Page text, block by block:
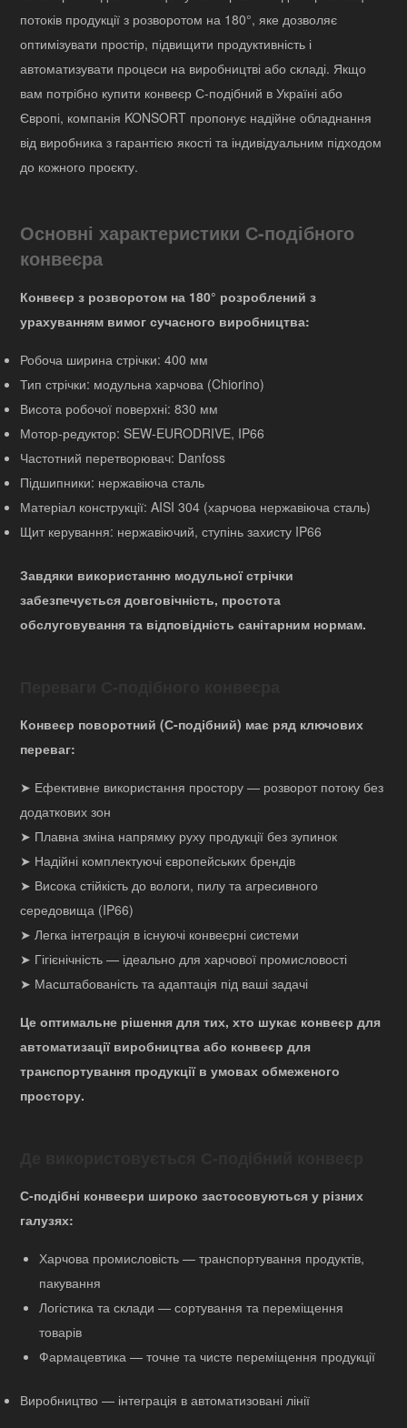
потоків продукції з розворотом на 180°, яке дозволяє
оптимізувати простір, підвищити продуктивність і
автоматизувати процеси на виробництві або складі. Якщо
вам потрібно купити конвеєр С-подібний в Україні або
Європі, компанія KONSORT пропонує надійне обладнання
від виробника з гарантією якості та індивідуальним підходом
до кожного проєкту.
Основні характеристики С-подібного
конвеєра
Конвеєр з розворотом на 180° розроблений з
урахуванням вимог сучасного виробництва:
Робоча ширина стрічки: 400 мм
Тип стрічки: модульна харчова (Chiorino)
Висота робочої поверхні: 830 мм
Мотор-редуктор: SEW-EURODRIVE, IP66
Частотний перетворювач: Danfoss
Підшипники: нержавіюча сталь
Матеріал конструкції: AISI 304 (харчова нержавіюча сталь)
Щит керування: нержавіючий, ступінь захисту IP66
Завдяки використанню модульної стрічки
забезпечується довговічність, простота
обслуговування та відповідність санітарним нормам.
Конвеєр поворотний (С-подібний) має ряд ключових
переваг:
➤ Ефективне використання простору — розворот потоку без
додаткових зон
➤ Плавна зміна напрямку руху продукції без зупинок
➤ Надійні комплектуючі європейських брендів
➤ Висока стійкість до вологи, пилу та агресивного
середовища (IP66)
➤ Легка інтеграція в існуючі конвеєрні системи
➤ Гігієнічність — ідеально для харчової промисловості
➤ Масштабованість та адаптація під ваші задачі
Це оптимальне рішення для тих, хто шукає конвеєр для
автоматизації виробництва або конвеєр для
транспортування продукції в умовах обмеженого
простору.
С-подібні конвеєри широко застосовуються у різних
галузях:
Харчова промисловість — транспортування продуктів,
пакування
Логістика та склади — сортування та переміщення
товарів
Фармацевтика — точне та чисте переміщення продукції
Виробництво — інтеграція в автоматизовані лінії